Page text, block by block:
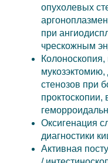
опухолевых
при
чрескожным
стенозов при
проктоскопии,
Оксигенация
диагностики
Активная